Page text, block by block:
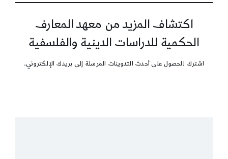
اكتشاف المزيد من معهد المعارف
الحكمية للدراسات الدينية والفلسفية
اشترك للحصول على أحدث التدوينات المرسلة إلى بريدك الإلكتروني.